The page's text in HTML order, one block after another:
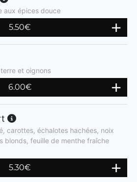
aux épices douce
5.50€
et oignons
6.00€
carottes, échalotes hachées, noix
blonds, feuille de menthe fraîche
5.30€